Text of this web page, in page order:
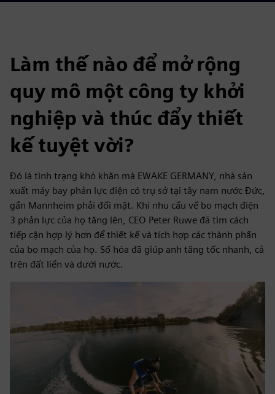
Làm thế nào để mở rộng
quy mô một công ty khởi
nghiệp và thúc đẩy thiết
kế tuyệt vời?
Đó là tình trạng khó khăn mà EWAKE GERMANY, nhà sản
xuất máy bay phản lực điện có trụ sở tại tây nam nước Đức,
gần Mannheim phải đối mặt. Khi nhu cầu về bo mạch điện
3 phản lực của họ tăng lên, CEO Peter Ruwe đã tìm cách
tiếp cận hợp lý hơn để thiết kế và tích hợp các thành phần
của bo mạch của họ. Số hóa đã giúp anh tăng tốc nhanh, cả
trên đất liền và dưới nước.